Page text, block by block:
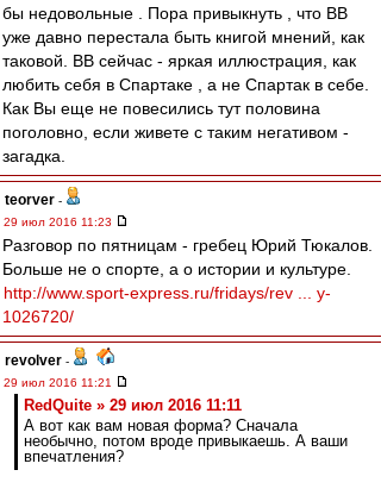
бы недовольные . Пора привыкнуть , что ВВ
уже давно перестала быть книгой мнений, как
таковой. ВВ сейчас - яркая иллюстрация, как
любить себя в Спартаке , а не Спартак в себе.
Как Вы еще не повесились тут половина
поголовно, если живете с таким негативом -
загадка.
teorver -
29 июл 2016 11:23
Разговор по пятницам - гребец Юрий Тюкалов.
Больше не о спорте, а о истории и культуре.
http://www.sport-express.ru/fridays/rev ... y-
1026720/
revolver -
29 июл 2016 11:21
RedQuite » 29 июл 2016 11:11
А вот как вам новая форма? Сначала
необычно, потом вроде привыкаешь. А ваши
впечатления?